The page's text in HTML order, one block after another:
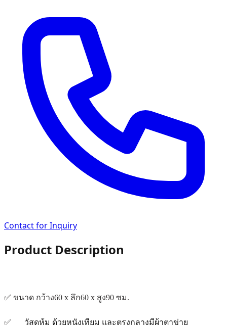
Contact for Inquiry
Product Description
✅ ขนาด กว้าง60 x ลึก60 x สูง90 ซม.
✅ วัสดุหุ้ม ด้วยหนังเทียม และตรงกลางมีผ้าตาข่าย